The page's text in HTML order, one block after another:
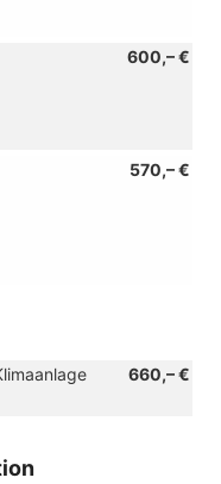
600,– €
570,– €
660,– €